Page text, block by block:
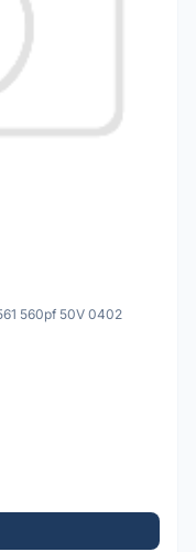
560pf 50V 0402